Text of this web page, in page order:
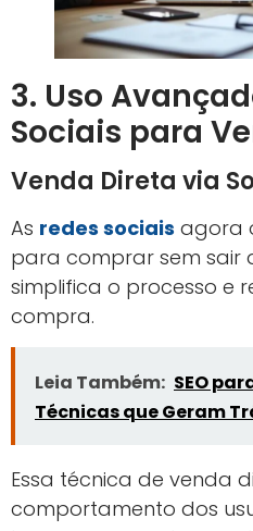
CTAs alinhados à
guiam o usuário de
Identifique as
público-alvo.
Crie conteúdos que
Inclua CTAs
de conteúdo.
Monitore o
conforme o